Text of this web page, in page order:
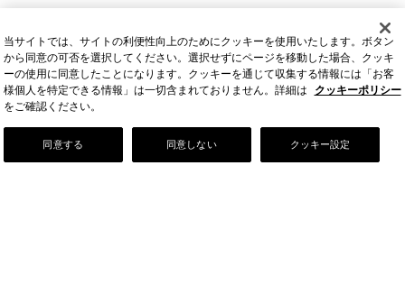
Our Story
当サイトでは、サイトの利便性向上のためにクッキーを使用いたします。ボタン
から同意の可否を選択してください。選択せずにページを移動した場合、クッキ
ーの使用に同意したことになります。クッキーを通じて収集する情報には「お客
様個人を特定できる情報」は一切含まれておりません。詳細は
クッキーポリシー
をご確認ください。
クッキー設定
同意しない
同意する